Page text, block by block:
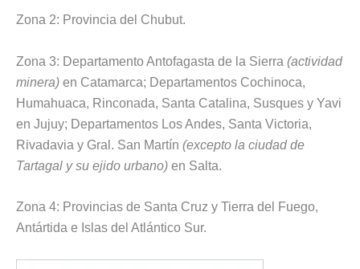
Zona 2: Provincia del Chubut.
Zona 3: Departamento Antofagasta de la Sierra (actividad
minera) en Catamarca; Departamentos Cochinoca,
Humahuaca, Rinconada, Santa Catalina, Susques y Yavi
en Jujuy; Departamentos Los Andes, Santa Victoria,
Rivadavia y Gral. San Martín (excepto la ciudad de
Tartagal y su ejido urbano) en Salta.
Zona 4: Provincias de Santa Cruz y Tierra del Fuego,
Antártida e Islas del Atlántico Sur.